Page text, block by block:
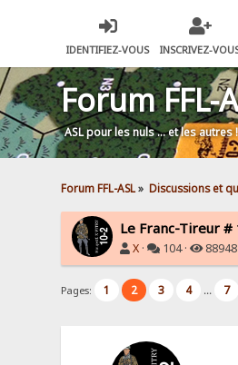
IDENTIFIEZ-VOUS INSCRIVEZ-
Forum FFL-
ASL pour les nuls … et les autres !
Forum FFL-ASL» Discussions et
Le Franc-Tireur #
X · 104 · 88948
Pages: 1 2 3 4 ... 7